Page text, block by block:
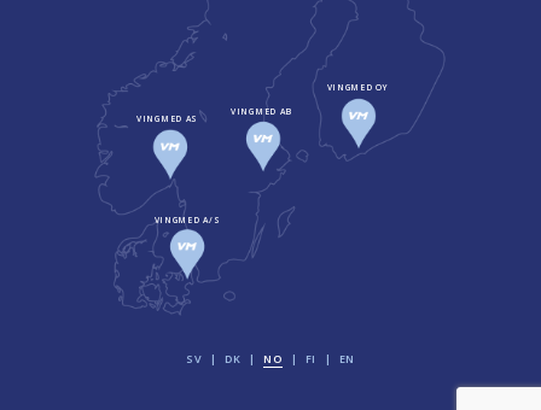
VINGMED A/S
VINGMED AS
VINGMED AB
VINGMED OY
SV DK NO FI EN